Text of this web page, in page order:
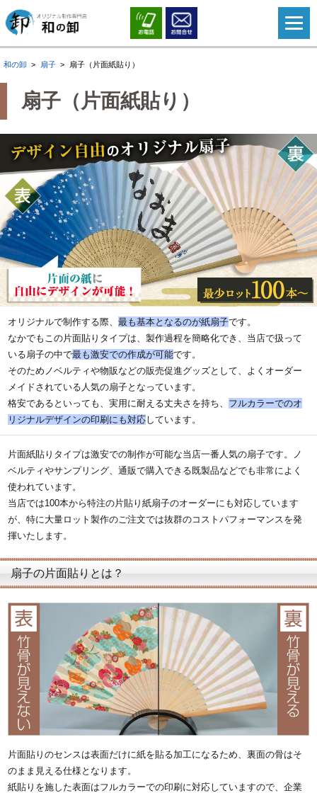
和の卸 扇子 扇子（片面紙貼り）
扇子（片面紙貼り）
オリジナルで制作する際、最も基本となるのが紙扇子です。
なかでもこの片面貼りタイプは、製作過程を簡略化でき、当店で扱って
いる扇子の中で最も激安での作成が可能です。
そのためノベルティや物販などの販売促進グッズとして、よくオーダー
メイドされている人気の扇子となっています。
格安であるといっても、実用に耐える丈夫さを持ち、 フルカラーでのオ
リジナルデザインの印刷にも対応しています。
片面紙貼りタイプは激安での制作が可能な当店一番人気の扇子です。ノ
ベルティやサンプリング、通販で購入できる既製品などでも非常によく
使われています。
当店では100本から特注の片貼り紙扇子のオーダーにも対応しています
が、特に大量ロット製作のご注文では抜群のコストパフォーマンスを発
揮いたします。
扇子の片面貼りとは？
片面貼りのセンスは表面だけに紙を貼る加工になるため、裏面の骨はそ
のまま見える仕様となります。
紙貼りを施した表面はフルカラーでの印刷に対応していますので、企業